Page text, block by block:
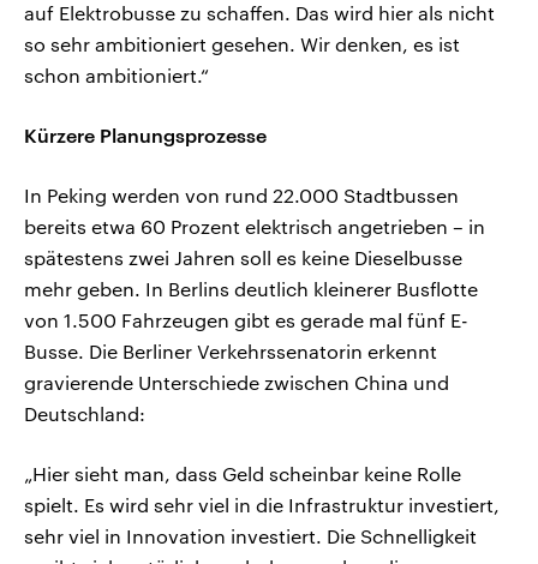
auf Elektrobusse zu schaffen. Das wird hier als nicht
so sehr ambitioniert gesehen. Wir denken, es ist
schon ambitioniert.“
Kürzere Planungsprozesse
In Peking werden von rund 22.000 Stadtbussen
bereits etwa 60 Prozent elektrisch angetrieben – in
spätestens zwei Jahren soll es keine Dieselbusse
mehr geben. In Berlins deutlich kleinerer Busflotte
von 1.500 Fahrzeugen gibt es gerade mal fünf E-
Busse. Die Berliner Verkehrssenatorin erkennt
gravierende Unterschiede zwischen China und
Deutschland:
„Hier sieht man, dass Geld scheinbar keine Rolle
spielt. Es wird sehr viel in die Infrastruktur investiert,
sehr viel in Innovation investiert. Die Schnelligkeit